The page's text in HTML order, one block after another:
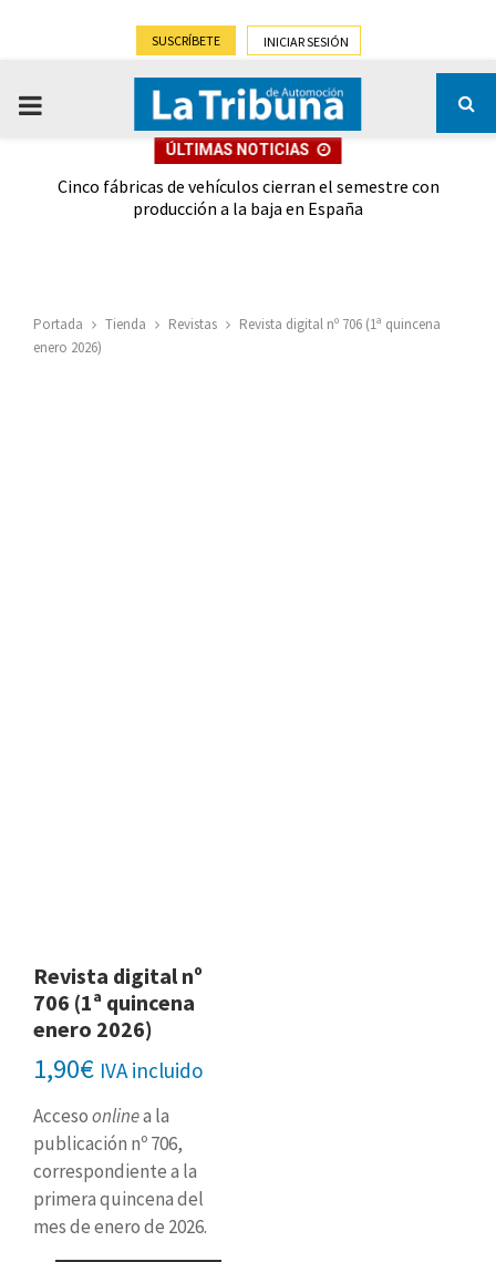
SUSCRÍBETE INICIAR SESIÓN
PRIMARY
ÚLTIMAS NOTICIAS
Cinco fábricas de vehículos cierran el semestre con
producción a la baja en España
Portada Tienda Revistas
Revista digital nº 706 (1ª quincena
enero 2026)
Revista digital nº
706 (1ª quincena
enero 2026)
1,90€ IVA incluido
Accesoonlinea la
publicación nº 706,
correspondiente a la
primera quincena del
mes de enero de 2026.